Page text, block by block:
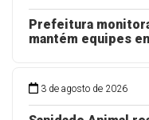
Prefeitura
mantém equipes
3 de agosto de 2026